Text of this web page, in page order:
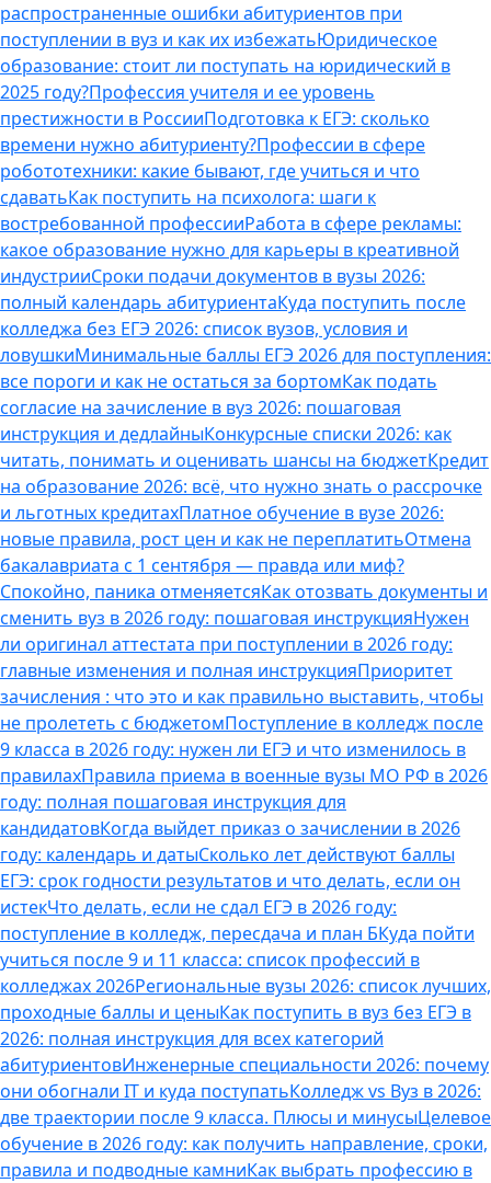
распространенные ошибки абитуриентов при
поступлении в вуз и как их избежатьЮридическое
образование: стоит ли поступать на юридический в
2025 году?Профессия учителя и ее уровень
престижности в РоссииПодготовка к ЕГЭ: сколько
времени нужно абитуриенту?Профессии в сфере
робототехники: какие бывают, где учиться и что
сдаватьКак поступить на психолога: шаги к
востребованной профессииРабота в сфере рекламы:
какое образование нужно для карьеры в креативной
индустрииСроки подачи документов в вузы 2026:
полный календарь абитуриентаКуда поступить после
колледжа без ЕГЭ 2026: список вузов, условия и
ловушкиМинимальные баллы ЕГЭ 2026 для поступления:
все пороги и как не остаться за бортомКак подать
согласие на зачисление в вуз 2026: пошаговая
инструкция и дедлайныКонкурсные списки 2026: как
читать, понимать и оценивать шансы на бюджетКредит
на образование 2026: всё, что нужно знать о рассрочке
и льготных кредитахПлатное обучение в вузе 2026:
новые правила, рост цен и как не переплатитьОтмена
бакалавриата с 1 сентября — правда или миф?
Спокойно, паника отменяетсяКак отозвать документы и
сменить вуз в 2026 году: пошаговая инструкцияНужен
ли оригинал аттестата при поступлении в 2026 году:
главные изменения и полная инструкцияПриоритет
зачисления : что это и как правильно выставить, чтобы
не пролететь с бюджетомПоступление в колледж после
9 класса в 2026 году: нужен ли ЕГЭ и что изменилось в
правилахПравила приема в военные вузы МО РФ в 2026
году: полная пошаговая инструкция для
кандидатовКогда выйдет приказ о зачислении в 2026
году: календарь и датыСколько лет действуют баллы
ЕГЭ: срок годности результатов и что делать, если он
истекЧто делать, если не сдал ЕГЭ в 2026 году:
поступление в колледж, пересдача и план БКуда пойти
учиться после 9 и 11 класса: список профессий в
колледжах 2026Региональные вузы 2026: список лучших,
проходные баллы и ценыКак поступить в вуз без ЕГЭ в
2026: полная инструкция для всех категорий
абитуриентовИнженерные специальности 2026: почему
они обогнали IT и куда поступатьКолледж vs Вуз в 2026:
две траектории после 9 класса. Плюсы и минусыЦелевое
обучение в 2026 году: как получить направление, сроки,
правила и подводные камниКак выбрать профессию в